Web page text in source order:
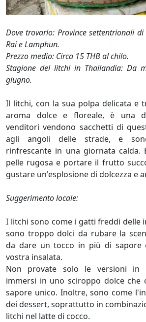
Dove trovarlo: Province settentrionali
Rai e Lamphun.
Prezzo medio: Circa 15 THB al chilo.
Stagione del litchi in Thailandia: Da
giugno.
Il litchi, con la sua polpa delicata e
aroma dolce e floreale, è una
venditori vendono sacchetti di
agli angoli delle strade, e
rinfrescante in una giornata calda.
pelle rugosa e portare il frutto
gustare un'esplosione di dolcezza e
Suggerimento locale:
I litchi sono come i gatti freddi delle
sono troppo dolci da rubare la
da dare un tocco in più di sapore
vostra insalata.
Non provate solo le versioni in
immersi in uno sciroppo dolce che
sapore unico. Inoltre, sono come
dei dessert, soprattutto in
litchi nel latte di cocco.